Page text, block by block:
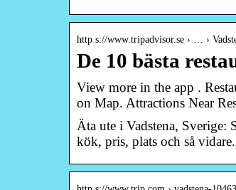
http s://www.tripadvisor.se › … ›
De 10 bästa
View more in the app .
on Map. Attractions Near
Äta ute i Vadstena, Sverige:
kök, pris, plats och så vidare.